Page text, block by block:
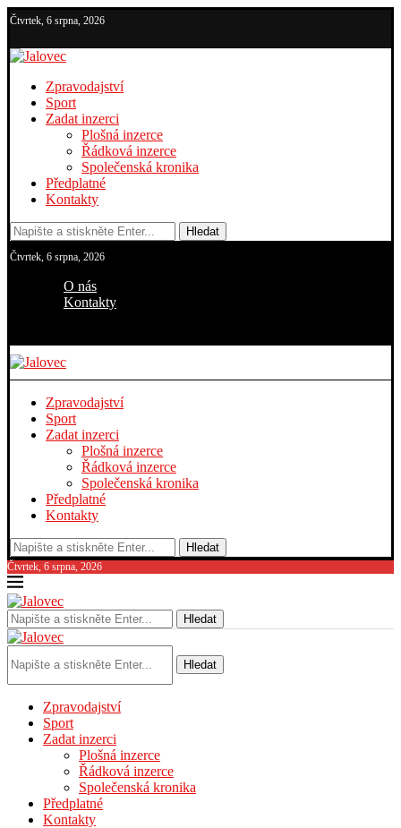
Čtvrtek, 6 srpna, 2026
Zpravodajství
Sport
Zadat inzerci
Plošná inzerce
Řádková inzerce
Společenská kronika
Předplatné
Kontakty
Hledat
Čtvrtek, 6 srpna, 2026
O nás
Kontakty
Zpravodajství
Sport
Zadat inzerci
Plošná inzerce
Řádková inzerce
Společenská kronika
Předplatné
Kontakty
Hledat
Čtvrtek, 6 srpna, 2026
Hledat
Hledat
Zpravodajství
Sport
Zadat inzerci
Plošná inzerce
Řádková inzerce
Společenská kronika
Předplatné
Kontakty